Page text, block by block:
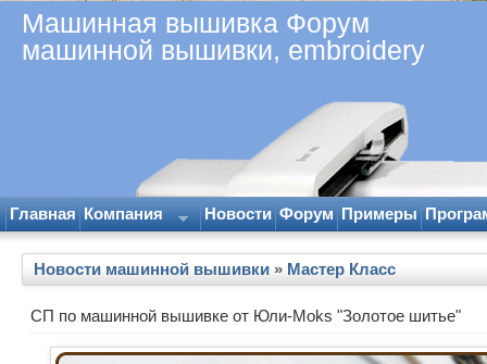
Машинная вышивка Форум
машинной вышивки, embroidery
Главная Компания Новости Форум Примеры
Новости машинной вышивки » Мастер Класс
СП по машинной вышивке от Юли-Moks "Золотое шитье"